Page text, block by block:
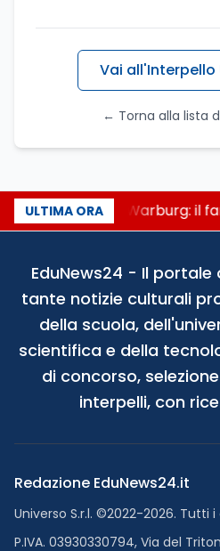
Vai all'Interpello
← Torna alla lista
ULTIMA ORA
Un secolo di Warburg: il
EduNews24 - Il
tante notizie culturali
della scuola,
scientifica e della
di concorso,
interpelli, con
Redazione EduNews24.it
Universo S.r.l. ©2022-2026. Tutti
P.IVA. 03930330794, Via del